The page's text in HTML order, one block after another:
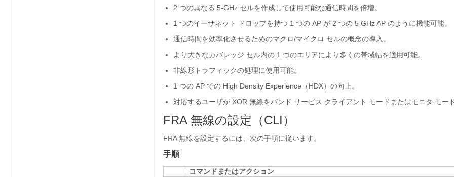
2 つの異なる 5-GHz セルを作成して使用可能な通信時間を倍増。
1 つのイーサネット ドロップを持つ 1 つの AP が 2 つの 5 GHz AP のように機能可能。
通信時間を効率化させるためのマクロ/マイクロ セルの概念の導入。
より大きなカバレッジ セル内の 1 つのエリアにより多くの帯域幅を適用可能。
非線形トラフィックの処理に使用可能。
1 つの AP での High Density Experience（HDX）の向上。
対応するユーザが XOR 無線をバンド サービス クライアント モードまたはモニタ モー
FRA 無線の設定（CLI）
FRA 無線を設定するには、次の手順に従います。
手順
コマンドまたはアクション